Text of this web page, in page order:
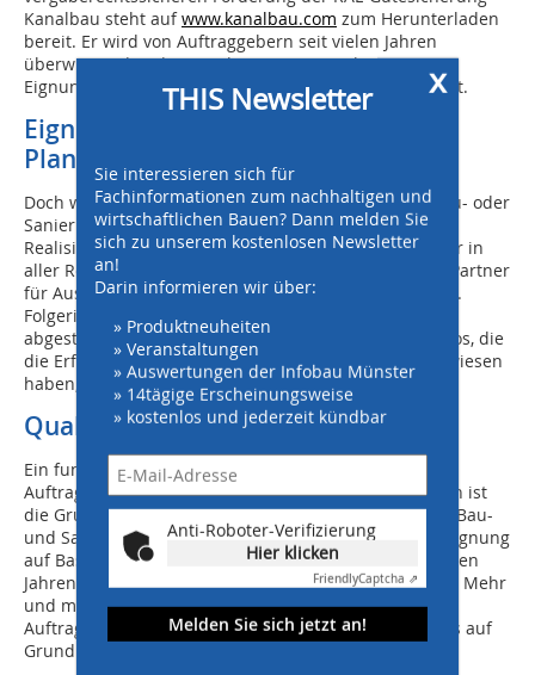
Kanalbau steht aufwww.kanalbau.com zum Herunterladen
bereit. Er wird von Auftraggebern seit vielen Jahren
überwiegend in der angebotenen Form als
Eignungsanforderung im Vergabeverfahren verwendet.
Eignungsnachweis für
Planer/Auftraggeber
Doch wie sieht es mit den anderen Beteiligten der Bau- oder
Sanierungsmaßnahme aus? Für eine erfolgreiche
Realisierung von Baumaßnahmen ist der Auftraggeber in
aller Regel natürlich ebenso auf einen fachkundigen Partner
für Ausschreibung und Bauüberwachung angewiesen.
Folgerichtig steht daher auch für Ingenieurbüros ein
abgestimmtes Anforderungsprofil zur Verfügung. Büros, die
die Erfüllung der Anforderungen RAL-GZ 961 nachgewiesen
haben, führen ebenfalls das Gütezeichen Kanalbau.
Qualität ist das Ziel
Ein funktionierendes Zusammenspiel zwischen
Auftraggeber, Planer und ausführenden Unternehmen ist
die Grundlage für die erfolgreiche Durchführung von Bau-
und Sanierungsmaßnahmen. Die Prüfung der Bietereignung
auf Basis der RAL-Gütesicherung Kanalbau ist seit vielen
Jahren in weiten Teilen des Bundesgebietes Standard. Mehr
und mehr wird neben der fachlichen Eignung des
Auftragnehmers auch die Eignung der Ingenieurbüros auf
Grundlage der RAL-Gütesicherung Kanalbau geprüft.
x
THIS Newsletter
Sie interessieren sich für
Fachinformationen zum nachhaltigen und
wirtschaftlichen Bauen? Dann melden Sie
sich zu unserem kostenlosen Newsletter
an!
Darin informieren wir über:
» Produktneuheiten
» Veranstaltungen
» Auswertungen der Infobau Münster
» 14tägige Erscheinungsweise
» kostenlos und jederzeit kündbar
Anti-Roboter-Verifizierung
Hier klicken
FriendlyCaptcha ⇗
Melden Sie sich jetzt an!